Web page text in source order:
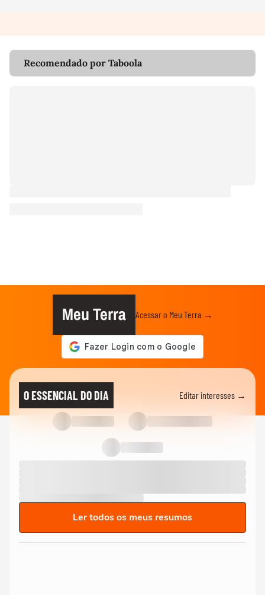
Recomendado por Taboola
Meu Terra Acessar o Meu Terra →
O ESSENCIAL DO DIA Editar interesses →
Ler todos os meus resumos